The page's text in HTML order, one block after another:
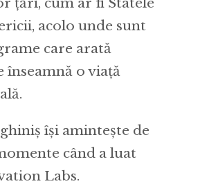
acolo unde sunt
care arată
înseamnă o viață
își amintește de
când a luat
Labs.